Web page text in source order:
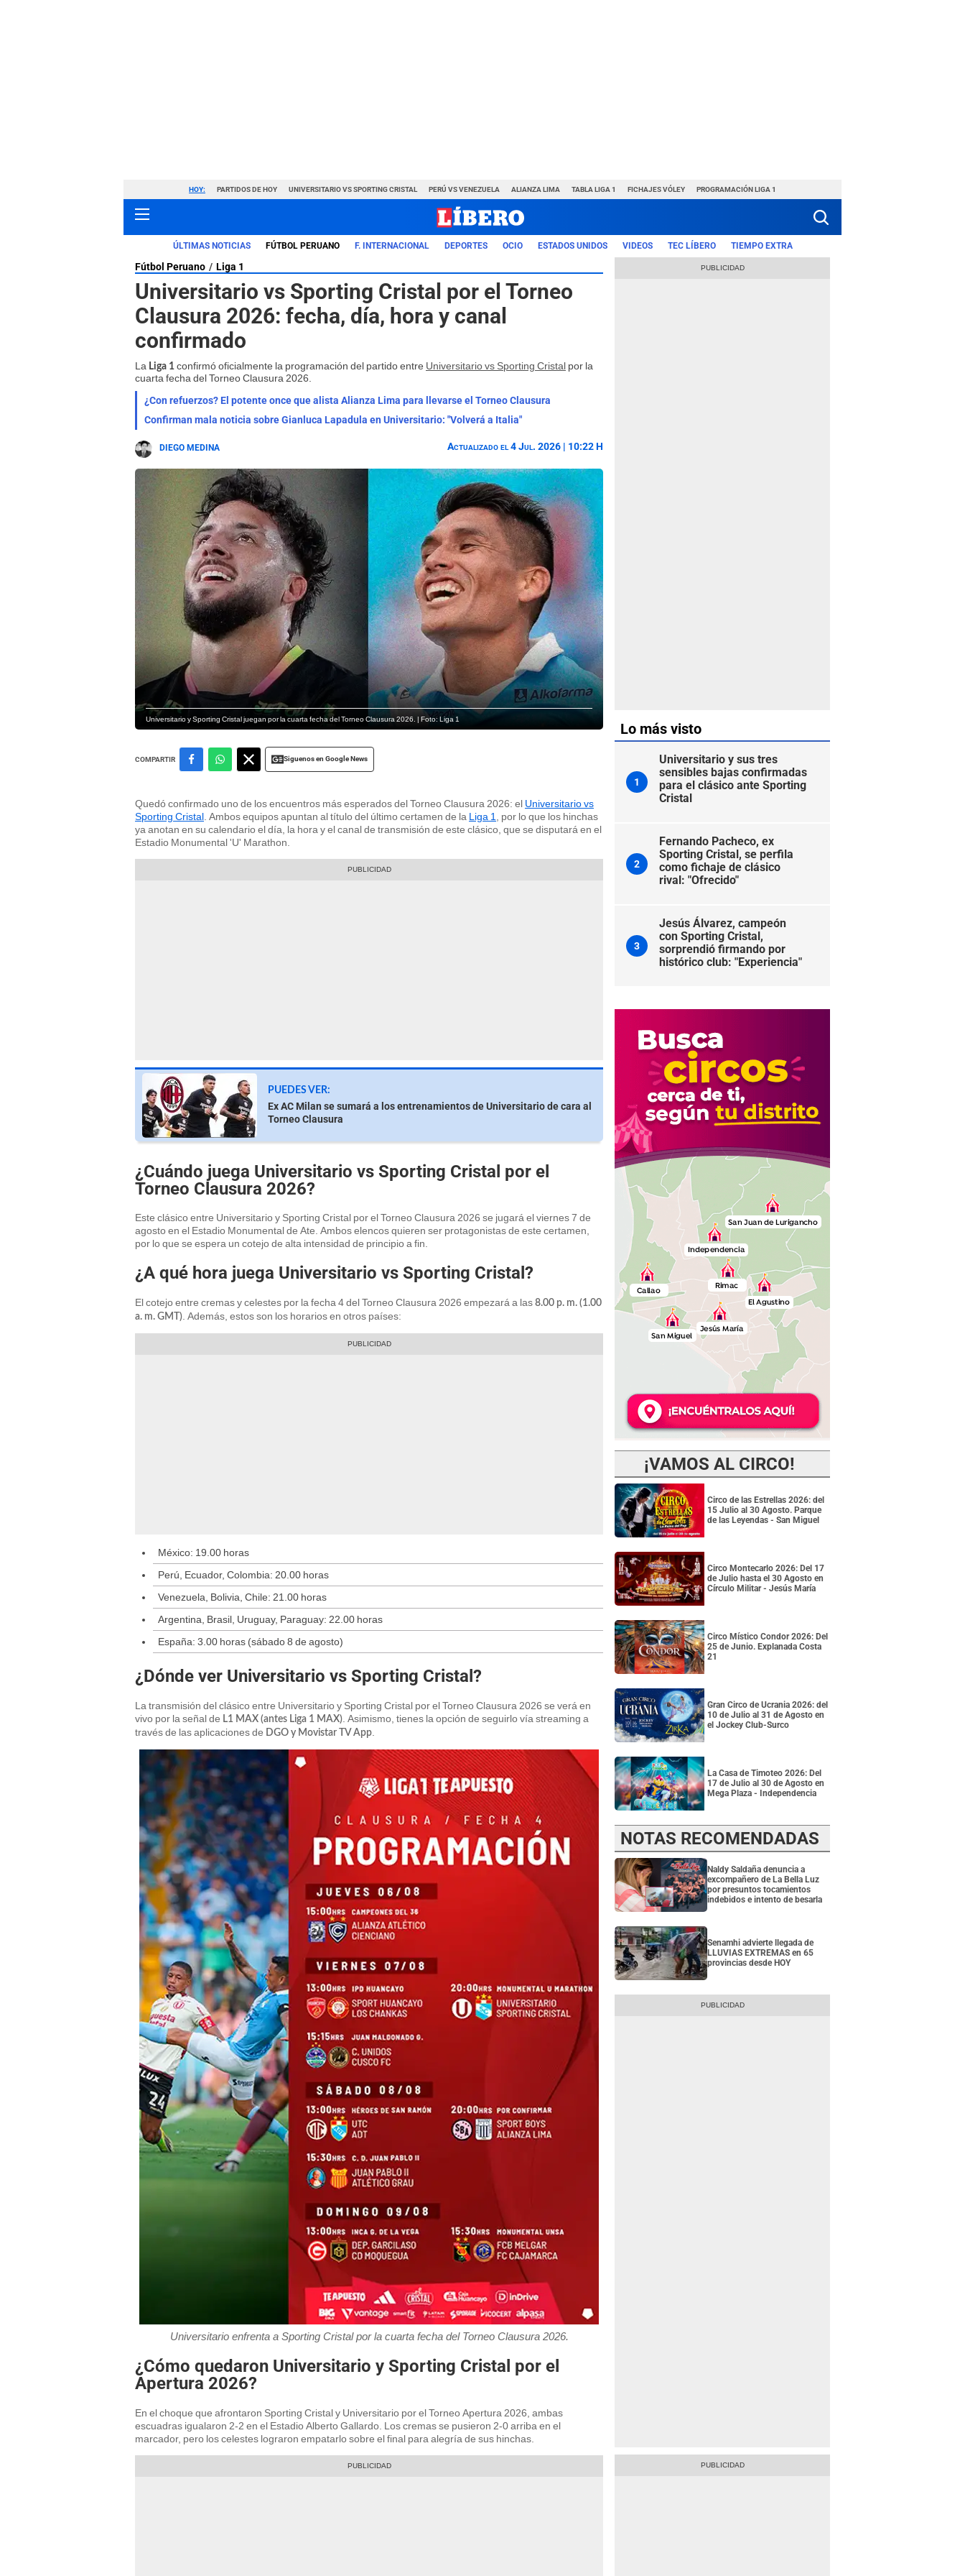
HOY: PARTIDOS DE HOY UNIVERSITARIO VS SPORTING CRISTAL PERÚ VS VENEZUELA ALIANZA LIMA TABLA LIGA 1 FICHAJES VÓLEY PROGRAMACIÓN LIGA 1
ÚLTIMAS NOTICIAS FÚTBOL PERUANO F. INTERNACIONAL DEPORTES OCIO ESTADOS UNIDOS VIDEOS TEC LÍBERO TIEMPO EXTRA
Fútbol Peruano Liga 1
Universitario vs Sporting Cristal por el Torneo
Clausura 2026: fecha, día, hora y canal
confirmado
La Liga 1 confirmó oficialmente la programación del partido entre Universitario vs Sporting Cristal por la
cuarta fecha del Torneo Clausura 2026.
¿Con refuerzos? El potente once que alista Alianza Lima para llevarse el Torneo Clausura
Confirman mala noticia sobre Gianluca Lapadula en Universitario: "Volverá a Italia"
DIEGO MEDINA Actualizado el 4 Jul. 2026 | 10:22 H
Universitario y Sporting Cristal juegan por la cuarta fecha del Torneo Clausura 2026. | Foto: Liga 1
COMPARTIR Siguenos en Google News
Quedó confirmado uno de los encuentros más esperados del Torneo Clausura 2026: el Universitario vs
Sporting Cristal . Ambos equipos apuntan al título del último certamen de la Liga 1
, por lo que los hinchas
ya anotan en su calendario el día, la hora y el canal de transmisión de este clásico, que se disputará en el
Estadio Monumental 'U' Marathon.
PUEDES VER:
Ex AC Milan se sumará a los entrenamientos de Universitario de cara al
Torneo Clausura
¿Cuándo juega Universitario vs Sporting Cristal por el
Torneo Clausura 2026?
Este clásico entre Universitario y Sporting Cristal por el Torneo Clausura 2026 se jugará el viernes 7 de
agosto en el Estadio Monumental de Ate. Ambos elencos quieren ser protagonistas de este certamen,
por lo que se espera un cotejo de alta intensidad de principio a fin.
¿A qué hora juega Universitario vs Sporting Cristal?
El cotejo entre cremas y celestes por la fecha 4 del Torneo Clausura 2026 empezará a las 8.00 p. m. (1.00
a. m. GMT). Además, estos son los horarios en otros países:
México: 19.00 horas
Perú, Ecuador, Colombia: 20.00 horas
Venezuela, Bolivia, Chile: 21.00 horas
Argentina, Brasil, Uruguay, Paraguay: 22.00 horas
España: 3.00 horas (sábado 8 de agosto)
¿Dónde ver Universitario vs Sporting Cristal?
La transmisión del clásico entre Universitario y Sporting Cristal por el Torneo Clausura 2026 se verá en
vivo por la señal de L1 MAX (antes Liga 1 MAX) . Asimismo, tienes la opción de seguirlo vía streaming a
través de las aplicaciones de DGO y Movistar TV App
Universitario enfrenta a Sporting Cristal por la cuarta fecha del Torneo Clausura 2026.
¿Cómo quedaron Universitario y Sporting Cristal por el
Apertura 2026?
En el choque que afrontaron Sporting Cristal y Universitario por el Torneo Apertura 2026, ambas
escuadras igualaron 2-2 en el Estadio Alberto Gallardo. Los cremas se pusieron 2-0 arriba en el
marcador, pero los celestes lograron empatarlo sobre el final para alegría de sus hinchas.
Lo más visto
1
Universitario y sus tres
sensibles bajas confirmadas
para el clásico ante Sporting
Cristal
2
Fernando Pacheco, ex
Sporting Cristal, se perfila
como fichaje de clásico
rival: "Ofrecido"
3
Jesús Álvarez, campeón
con Sporting Cristal,
sorprendió firmando por
histórico club: "Experiencia"
¡VAMOS AL CIRCO!
Circo de las Estrellas 2026: del
15 Julio al 30 Agosto. Parque
de las Leyendas - San Miguel
Circo Montecarlo 2026: Del 17
de Julio hasta el 30 Agosto en
Círculo Militar - Jesús María
Circo Místico Condor 2026: Del
25 de Junio. Explanada Costa
21
Gran Circo de Ucrania 2026: del
10 de Julio al 31 de Agosto en
el Jockey Club-Surco
La Casa de Timoteo 2026: Del
17 de Julio al 30 de Agosto en
Mega Plaza - Independencia
NOTAS RECOMENDADAS
Naldy Saldaña denuncia a
excompañero de La Bella Luz
por presuntos tocamientos
indebidos e intento de besarla
Senamhi advierte llegada de
LLUVIAS EXTREMAS en 65
provincias desde HOY